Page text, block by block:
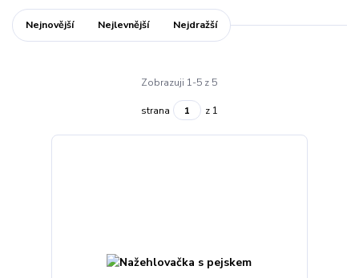
Nejnovější Nejlevnější Nejdražší
Zobrazuji 1-5 z 5
strana z 1